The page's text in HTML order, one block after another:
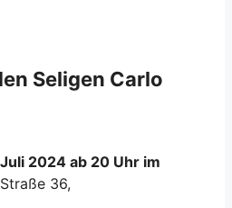
Seligen Carlo
2024 ab 20 Uhr im
36,